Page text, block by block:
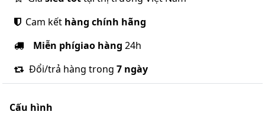
Cam kết hàng chính hãng
Miễn phígiao hàng 24h
Đổi/trả hàng trong 7 ngày
Cấu hình